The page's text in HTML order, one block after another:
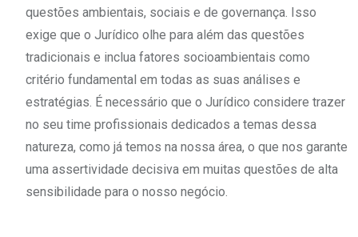
questões ambientais, sociais e de governança. Isso
exige que o Jurídico olhe para além das questões
tradicionais e inclua fatores socioambientais como
critério fundamental em todas as suas análises e
estratégias. É necessário que o Jurídico considere trazer
no seu time profissionais dedicados a temas dessa
natureza, como já temos na nossa área, o que nos garante
uma assertividade decisiva em muitas questões de alta
sensibilidade para o nosso negócio.